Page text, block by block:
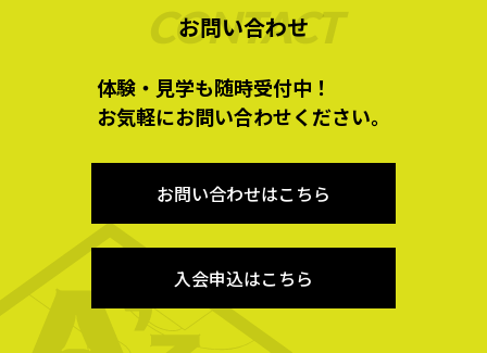
入会申込はこちら
CONTACT
お問い合わせ
体験・見学も随時受付中！
お気軽にお問い合わせください。
お問い合わせはこちら
入会申込はこちら